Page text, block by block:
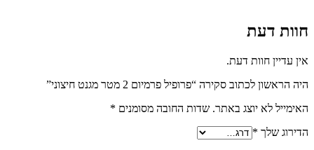
חוות דעת
אין עדיין חוות דעת.
היה הראשון לכתוב סקירה “פרופיל פרמיום 2 מטר מגנט חיצוני”
האימייל לא יוצג באתר. שדות החובה מסומנים *
הדירוג שלך *